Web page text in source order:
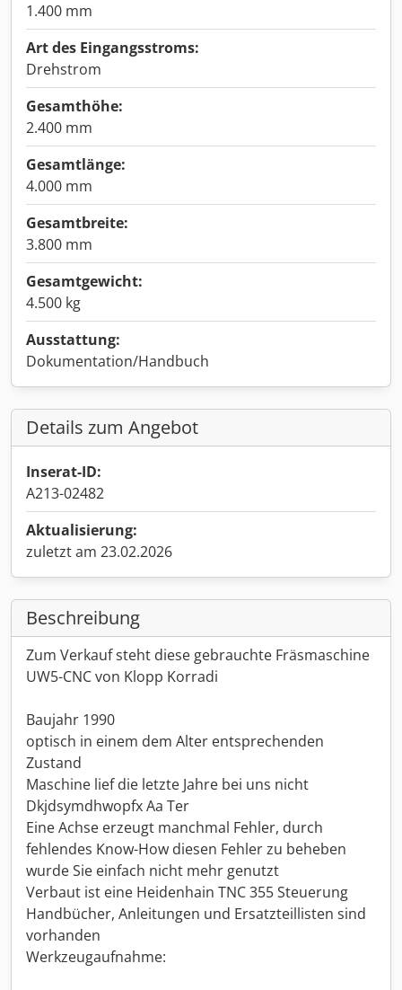
1.400 mm
Art des Eingangsstroms:
Drehstrom
Gesamthöhe:
2.400 mm
Gesamtlänge:
4.000 mm
Gesamtbreite:
3.800 mm
Gesamtgewicht:
4.500 kg
Ausstattung:
Dokumentation/Handbuch
Details zum Angebot
Inserat-ID:
A213-02482
Aktualisierung:
zuletzt am 23.02.2026
Beschreibung
Zum Verkauf steht diese gebrauchte Fräsmaschine
UW5-CNC von Klopp Korradi
Baujahr 1990
optisch in einem dem Alter entsprechenden
Zustand
Maschine lief die letzte Jahre bei uns nicht
Dkjdsymdhwopfx Aa Ter
Eine Achse erzeugt manchmal Fehler, durch
fehlendes Know-How diesen Fehler zu beheben
wurde Sie einfach nicht mehr genutzt
Verbaut ist eine Heidenhain TNC 355 Steuerung
Handbücher, Anleitungen und Ersatzteillisten sind
vorhanden
Werkzeugaufnahme: